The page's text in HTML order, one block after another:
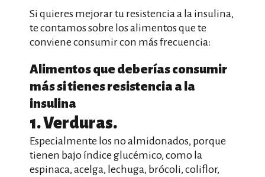
Si quieres mejorar tu resistencia a la insulina,
te contamos sobre los alimentos que te
conviene consumir con más frecuencia:
Alimentos que deberías consumir
más si tienes resistencia a la
insulina
1. Verduras.
Especialmente los no almidonados, porque
tienen bajo índice glucémico, como la
espinaca, acelga, lechuga, brócoli, coliflor,